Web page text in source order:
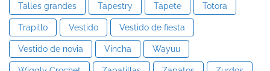
Talles grandes Tapestry Tapete Totora
Trapillo Vestido Vestido de fiesta
Vestido de novia Vincha Wayuu